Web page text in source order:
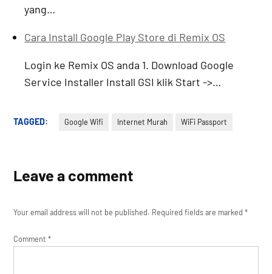
yang…
Cara Install Google Play Store di Remix OS
Login ke Remix OS anda 1. Download Google
Service Installer Install GSI klik Start ->…
TAGGED: Google Wifi Internet Murah WiFi Passport
Leave a comment
Your email address will not be published. Required fields are marked*
Comment*